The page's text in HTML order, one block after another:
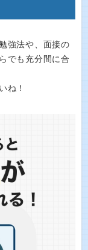
強法や、面接の
でも充分間に合
ね！